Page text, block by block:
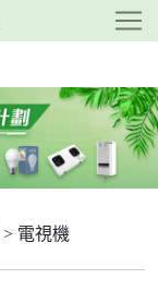
> 電視機